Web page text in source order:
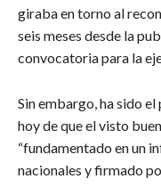
giraba en torno al
seis meses desde la
convocatoria para la
Sin embargo, ha sido
hoy de que el visto
“fundamentado en un
nacionales y firmado